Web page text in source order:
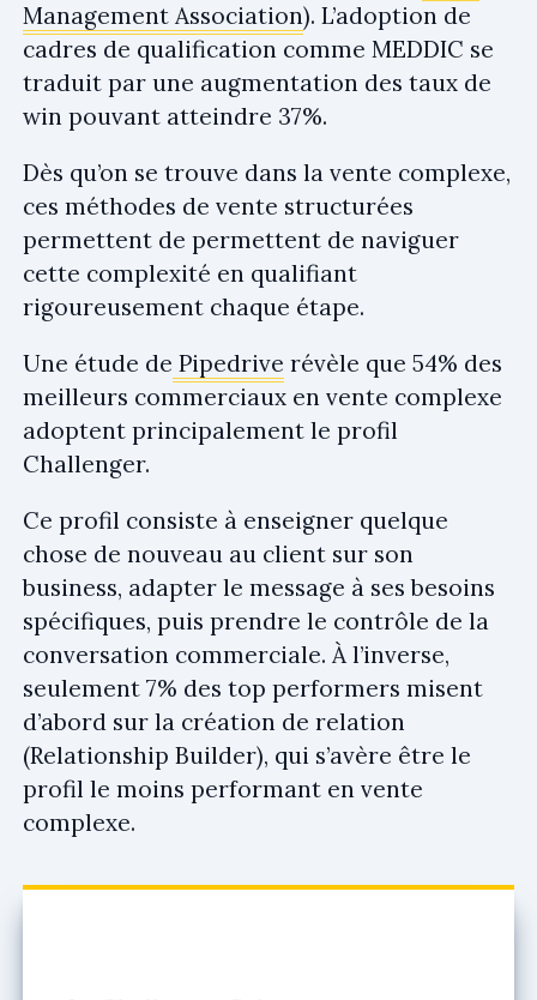
Management Association). L’adoption de
cadres de qualification comme MEDDIC se
traduit par une augmentation des taux de
win pouvant atteindre 37%.
Dès qu’on se trouve dans la vente complexe,
ces méthodes de vente structurées
permettent de permettent de naviguer
cette complexité en qualifiant
rigoureusement chaque étape.
Une étude de Pipedrive révèle que 54% des
meilleurs commerciaux en vente complexe
adoptent principalement le profil
Challenger.
Ce profil consiste à enseigner quelque
chose de nouveau au client sur son
business, adapter le message à ses besoins
spécifiques, puis prendre le contrôle de la
conversation commerciale. À l’inverse,
seulement 7% des top performers misent
d’abord sur la création de relation
(Relationship Builder), qui s’avère être le
profil le moins performant en vente
complexe.